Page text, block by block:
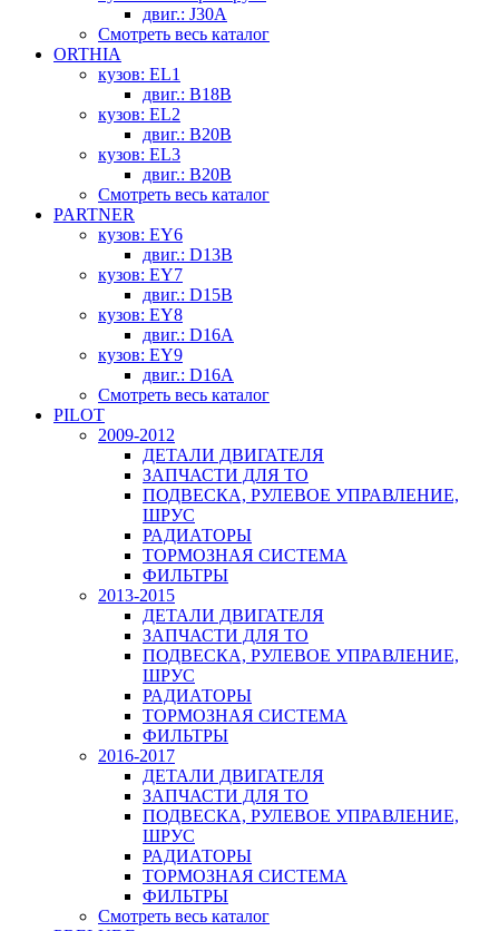
двиг.: J30A
Смотреть весь каталог
ORTHIA
кузов: EL1
двиг.: B18B
кузов: EL2
двиг.: B20B
кузов: EL3
двиг.: B20B
Смотреть весь каталог
PARTNER
кузов: EY6
двиг.: D13B
кузов: EY7
двиг.: D15B
кузов: EY8
двиг.: D16A
кузов: EY9
двиг.: D16A
Смотреть весь каталог
PILOT
2009-2012
ДЕТАЛИ ДВИГАТЕЛЯ
ЗАПЧАСТИ ДЛЯ ТО
ПОДВЕСКА, РУЛЕВОЕ УПРАВЛЕНИЕ,
ШРУС
РАДИАТОРЫ
ТОРМОЗНАЯ СИСТЕМА
ФИЛЬТРЫ
2013-2015
ДЕТАЛИ ДВИГАТЕЛЯ
ЗАПЧАСТИ ДЛЯ ТО
ПОДВЕСКА, РУЛЕВОЕ УПРАВЛЕНИЕ,
ШРУС
РАДИАТОРЫ
ТОРМОЗНАЯ СИСТЕМА
ФИЛЬТРЫ
2016-2017
ДЕТАЛИ ДВИГАТЕЛЯ
ЗАПЧАСТИ ДЛЯ ТО
ПОДВЕСКА, РУЛЕВОЕ УПРАВЛЕНИЕ,
ШРУС
РАДИАТОРЫ
ТОРМОЗНАЯ СИСТЕМА
ФИЛЬТРЫ
Смотреть весь каталог